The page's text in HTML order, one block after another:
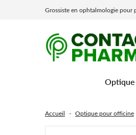
Grossiste en ophtalmologie pour
Accueil Optique pour officine